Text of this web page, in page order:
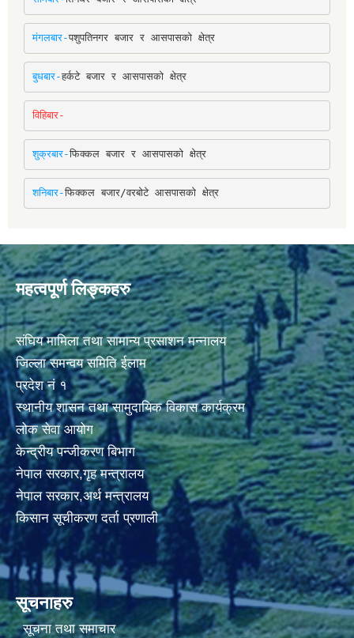
मंगलबार-पशुपतिनगर बजार र आसपासको क्षेत्र
बुधबार-हर्कटे बजार र आसपासको क्षेत्र
विहिबार-
शुक्रबार-फिक्कल बजार र आसपासको क्षेत्र
शनिबार-फिक्कल बजार/वरबोटे आसपासको क्षेत्र
महत्वपूर्ण लिङ्कहरु
संघिय मामिला तथा सामान्य प्रसाशन मन्नालय
जिल्ला समन्वय समिति ईलाम
प्रदेश नं १
स्थानीय शासन तथा सामुदायिक विकास कार्यक्रम
लोक सेवा आयोग
केन्द्रीय पन्जीकरण बिभाग
नेपाल सरकार,गृह मन्त्रालय
नेपाल सरकार,अर्थ मन्त्रालय
किसान सूचीकरण दर्ता प्रणाली
सूचनाहरु
सूचना तथा समाचार